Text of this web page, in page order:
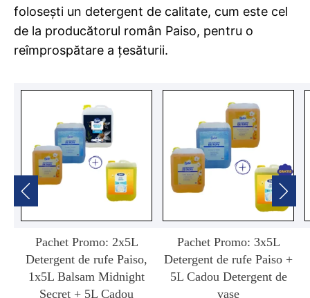
folosești un detergent de calitate, cum este cel
de la producătorul român Paiso, pentru o
reîmprospătare a țesăturii.
Pachet Promo: 2x5L
Detergent de rufe Paiso,
1x5L Balsam Midnight
Secret + 5L Cadou
Pachet Promo: 3x5L
Detergent de rufe Paiso +
5L Cadou Detergent de
vase